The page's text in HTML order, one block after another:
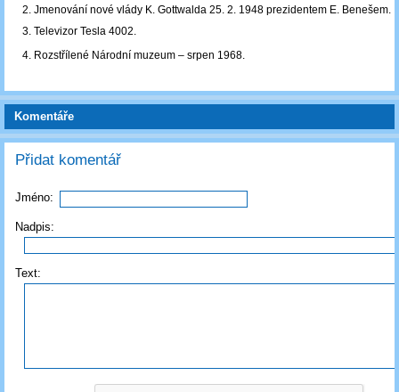
2. Jmenování nové vlády K. Gottwalda 25. 2. 1948 prezidentem E. Benešem.
3. Televizor Tesla 4002.
4. Rozstřílené Národní muzeum – srpen 1968.
Komentáře
Přidat komentář
Jméno:
Nadpis:
Text: